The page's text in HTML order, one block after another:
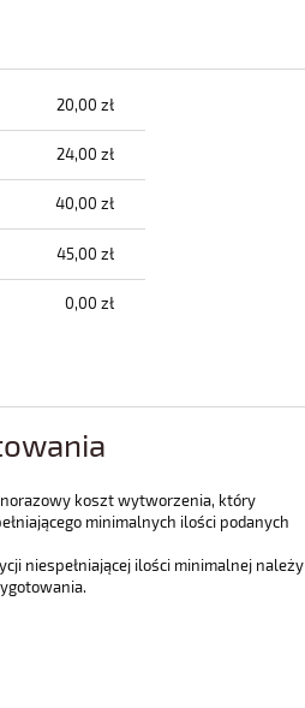
kosztów
20,00 zł
24,00 zł
40,00 zł
45,00 zł
0,00 zł
koszt wytworzenia, który
minimalnych ilości podanych
niespełniającej ilości minimalnej należy